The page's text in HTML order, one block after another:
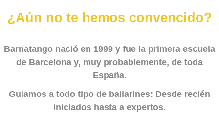
¿Aún no te hemos convencido?
Barnatango nació en 1999 y fue la primera escuela
de Barcelona y, muy probablemente, de toda
España.
Guiamos a todo tipo de bailarines: Desde recién
iniciados hasta a expertos.